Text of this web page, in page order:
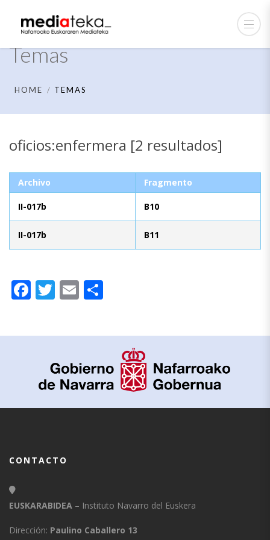
Temas
HOME TEMAS
oficios:enfermera [2 resultados]
Archivo Fragmento
II-017b B10
II-017b B11
Facebook
Twitter
Email
CONTACTO
EUSKARABIDEA – Instituto Navarro del Euskera
Dirección: Paulino Caballero 13